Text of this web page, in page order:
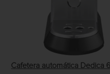
Cafetera automática Dedica